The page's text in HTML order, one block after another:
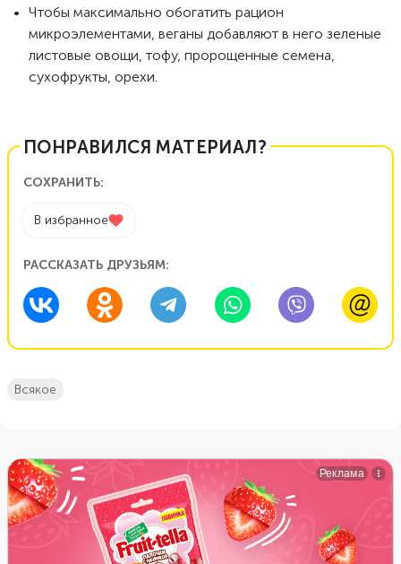
Чтобы максимально обогатить рацион
микроэлементами, веганы добавляют в него зеленые
листовые овощи, тофу, пророщенные семена,
сухофрукты, орехи.
ПОНРАВИЛСЯ МАТЕРИАЛ?
СОХРАНИТЬ:
В избранное
РАССКАЗАТЬ ДРУЗЬЯМ:
всякое